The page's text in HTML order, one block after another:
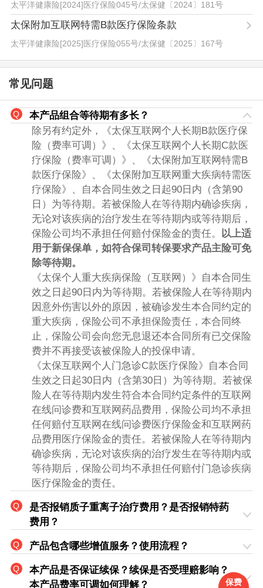
太平洋健康险[2024]医疗保险045号/太保健〔2024〕181号
太保附加互联网特需B款医疗保险条款
太平洋健康险[2025]医疗保险055号/太保健〔2025〕167号
常见问题
本产品组合等待期有多长？
除另有约定外，《太保互联网个人长期B款医疗保
险（费率可调）》、《太保互联网个人长期C款医
疗保险（费率可调）》、《太保附加互联网特需B
款医疗保险》、《太保附加互联网重大疾病特需医
疗保险》、自本合同生效之日起90日内（含第90
日）为等待期。若被保险人在等待期内确诊疾病，
无论对该疾病的治疗发生在等待期内或等待期后，
保险公司均不承担任何赔付保险金的责任。 以上适
用于新保保单，如符合保司转保要求产品主险可免
除等待期。
《太保个人重大疾病保险（互联网）》自本合同生
效之日起90日内为等待期。若被保险人在等待期内
因意外伤害以外的原因，被确诊发生本合同约定的
重大疾病，保险公司不承担保险责任，本合同终
止，保险公司会向您无息退还本合同所有已交保险
费并不再接受该被保险人的投保申请。
《太保互联网个人门急诊C款医疗保险》自本合同
生效之日起30日内（含第30日）为等待期。若被保
险人在等待期内发生符合本合同约定条件的互联网
在线问诊费和互联网药品费用，保险公司均不承担
任何赔付互联网在线问诊费医疗保险金和互联网药
品费用医疗保险金的责任。若被保险人在等待期内
确诊疾病，无论对该疾病的治疗发生在等待期内或
等待期后，保险公司均不承担任何赔付门急诊疾病
医疗保险金的责任。
是否报销质子重离子治疗费用？是否报销特药
费用？
产品包含哪些增值服务？使用流程？
本产品是否保证续保？续保是否受理赔影响？
本产品费率可调如何理解？
保费